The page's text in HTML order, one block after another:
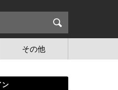
その他
ン